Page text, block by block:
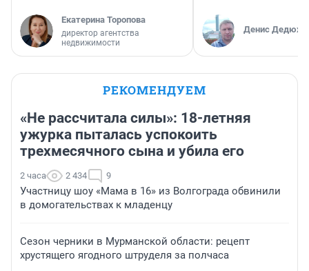
Екатерина Торопова
директор агентства
недвижимости
Денис
РЕКОМЕНДУЕМ
«Не рассчитала силы»: 18-летняя
ужурка пыталась успокоить
трехмесячного сына и убила его
2 часа 2 434 9
Участницу шоу «Мама в 16» из Волгограда обвинили
в домогательствах к младенцу
Сезон черники в Мурманской области: рецепт
хрустящего ягодного штруделя за полчаса